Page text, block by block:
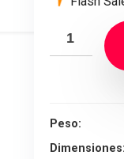
Peso
Dimensiones